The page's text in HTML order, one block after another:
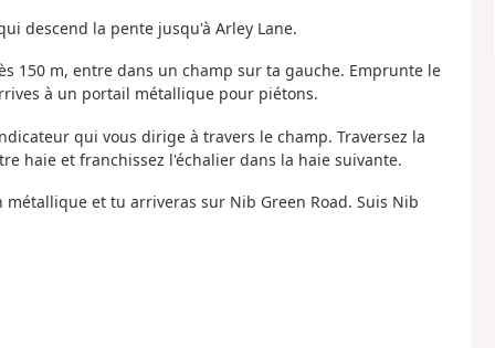
descend la pente jusqu'à Arley Lane.
150 m, entre dans un champ sur ta gauche. Emprunte le
à un portail métallique pour piétons.
qui vous dirige à travers le champ. Traversez la
haie et franchissez l'échalier dans la haie suivante.
et tu arriveras sur Nib Green Road. Suis Nib